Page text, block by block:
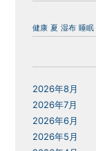
健康 夏 湿布 睡眠
2026年8月
2026年7月
2026年6月
2026年5月